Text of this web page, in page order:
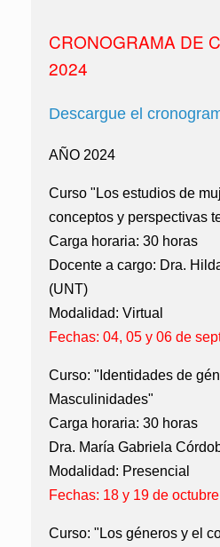
CRONOGRAMA DE
2024
Descargue el
AÑO 2024
Curso "Los estudios de
conceptos y perspectivas
Carga horaria: 30 horas
Docente a cargo: Dra.
(UNT)
Modalidad: Virtual
Fechas: 04, 05 y 06 de
Curso: "Identidades de
Masculinidades"
Carga horaria: 30 horas
Dra. María Gabriela
Modalidad: Presencial
Fechas: 18 y 19 de octubre
Curso: "Los géneros y el